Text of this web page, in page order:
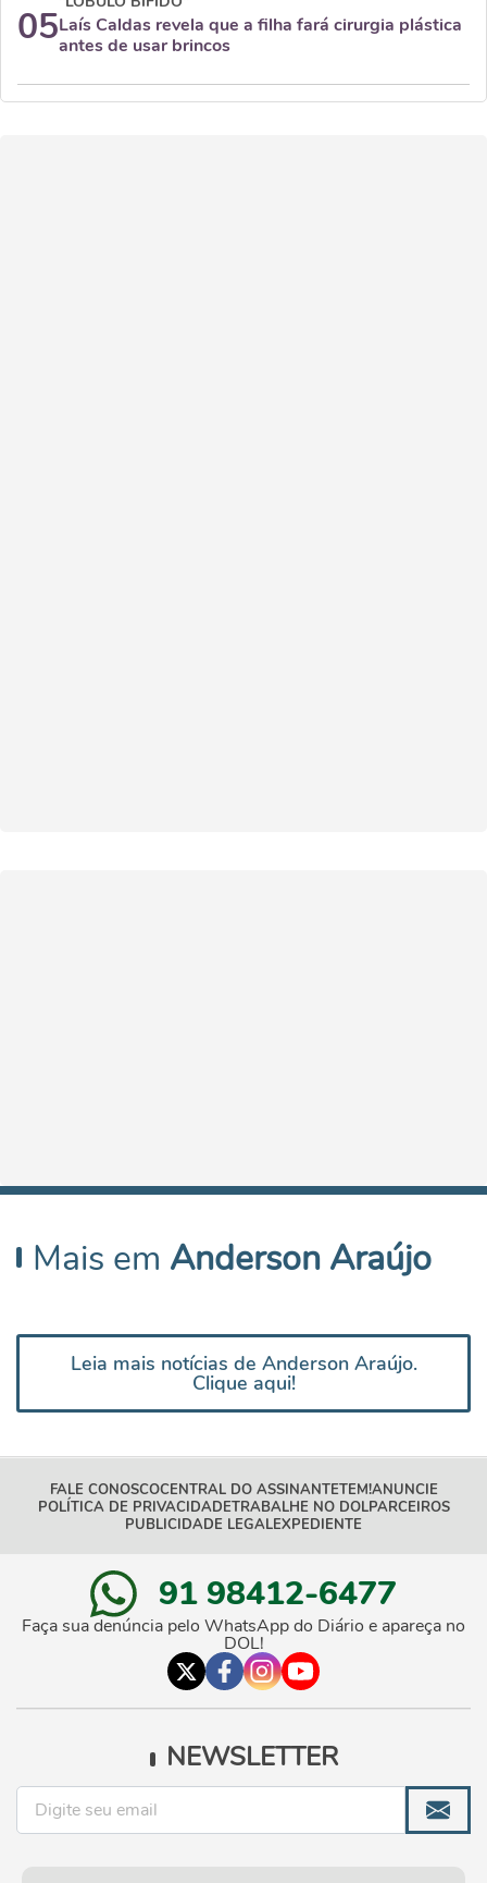
05Laís Caldas revela que a filha fará cirurgia plástica
antes de usar brincos
Mais em Anderson Araújo
Leia mais notícias de Anderson Araújo.
Clique aqui!
FALE CONOSCOCENTRAL DO ASSINANTETEM!ANUNCIE
POLÍTICA DE PRIVACIDADETRABALHE NO DOLPARCEIROS
PUBLICIDADE LEGALEXPEDIENTE
91 98412-6477
Faça sua denúncia pelo WhatsApp do Diário e apareça no
DOL!
NEWSLETTER